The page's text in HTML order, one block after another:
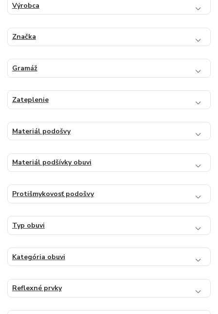
Výrobca
Značka
Gramáž
Zateplenie
Materiál podošvy
Materiál podšívky obuvi
Protišmykovosť podošvy
Typ obuvi
Kategória obuvi
Reflexné prvky